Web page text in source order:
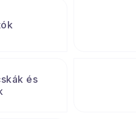
és